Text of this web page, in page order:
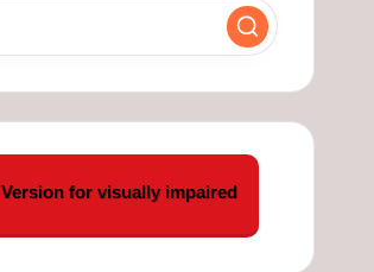
Version for visually impaired